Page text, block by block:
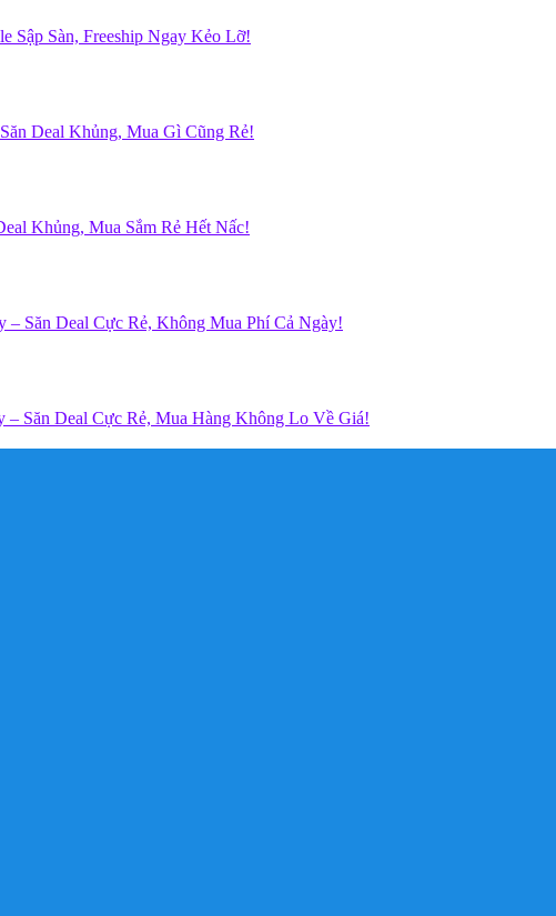
Sập Sàn, Freeship Ngay Kẻo Lỡ!
Deal Khủng, Mua Gì Cũng Rẻ!
Khủng, Mua Sắm Rẻ Hết Nấc!
Săn Deal Cực Rẻ, Không Mua Phí Cả Ngày!
Săn Deal Cực Rẻ, Mua Hàng Không Lo Về Giá!